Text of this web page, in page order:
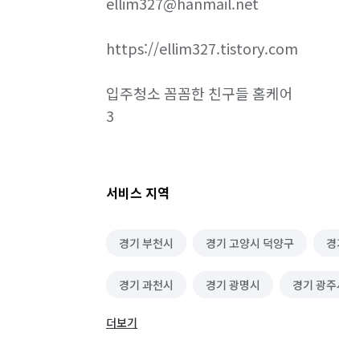
https://ellim327.tistory.com
입주청소 꼼꼼한 친구들 홈케어
3
서비스 지역
경기 부천시 경기 고양시 덕양구
경기 과천시 경기 광명시 경기 광주
경기 김포시
더보기